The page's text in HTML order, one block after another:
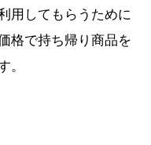
用してもらうために
格で持ち帰り商品を
。